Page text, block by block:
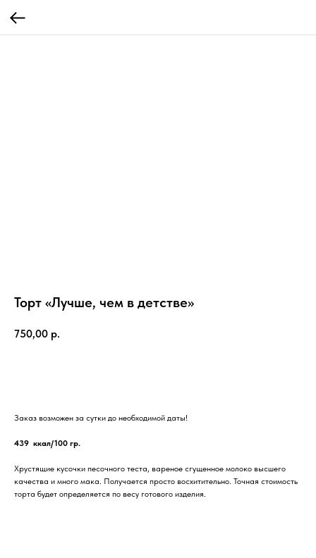
Торт «Лучше, чем в детстве»
750,00 р.
Заказ возможен за сутки до необходимой даты!
439 ккал/100 гр.
Хрустящие кусочки песочного теста, вареное сгущенное молоко высшего
качества и много мака. Получается просто восхитительно. Точная стоимость
торта будет определяется по весу готового изделия.